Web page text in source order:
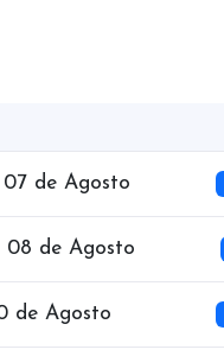
07 de Agosto
08 de Agosto
de Agosto